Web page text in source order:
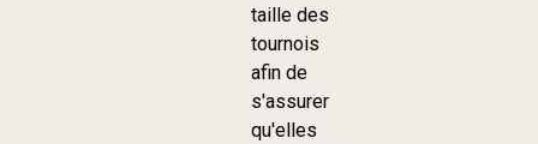
taille des
tournois
afin de
s'assurer
qu'elles